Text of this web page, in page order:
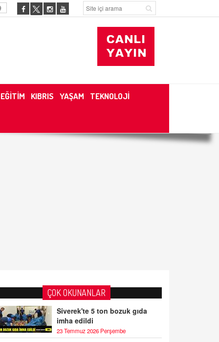
EĞİTİM KIBRIS YAŞAM TEKNOLOJİ
ÇOK OKUNANLAR
Siverek'te 5 ton bozuk gıda
imha edildi
23 Temmuz 2026 Perşembe